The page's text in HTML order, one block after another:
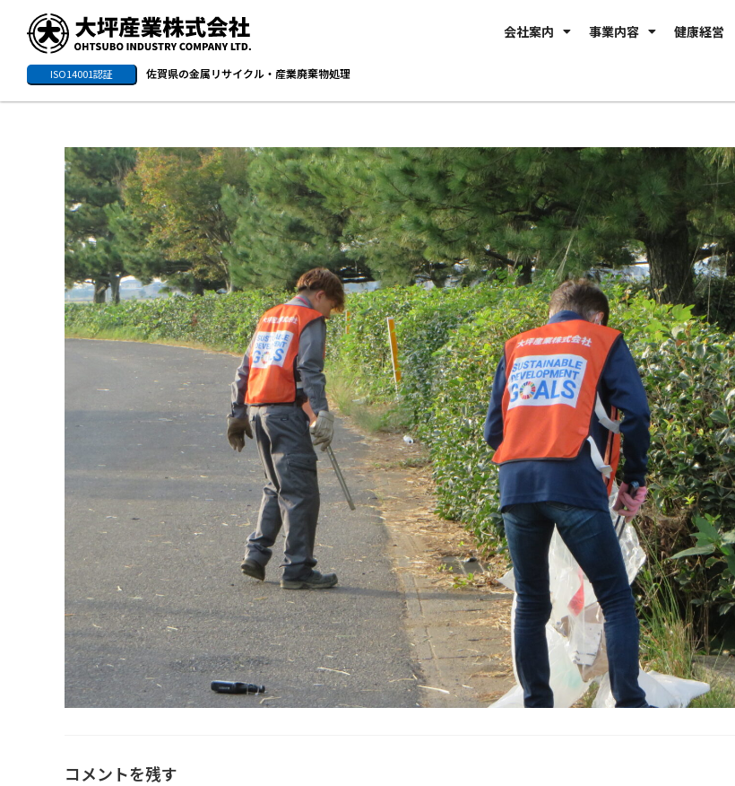
会社案内 事業内容 健康経営
ISO14001認証 佐賀県の金属リサイクル・産業廃棄物処理
コメントを残す